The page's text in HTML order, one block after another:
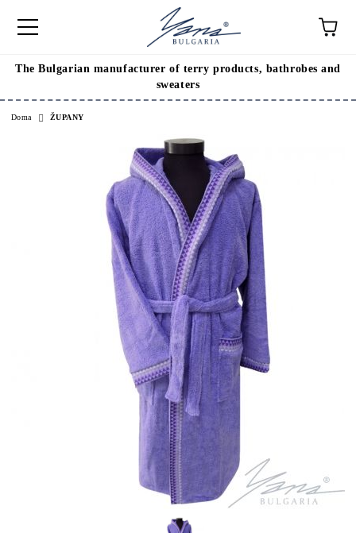
The Bulgarian manufacturer of terry products, bathrobes and
sweaters
Doma ŽUPANY